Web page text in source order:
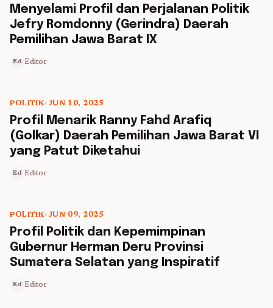
5 min read
Menyelami Profil dan Perjalanan Politik
Jefry Romdonny (Gerindra) Daerah
Pemilihan Jawa Barat IX
Ed Editor
POLITIK• JUN 10, 2025
Profil Menarik Ranny Fahd Arafiq
(Golkar) Daerah Pemilihan Jawa Barat VI
yang Patut Diketahui
Ed Editor
POLITIK• JUN 09, 2025
Profil Politik dan Kepemimpinan
Gubernur Herman Deru Provinsi
Sumatera Selatan yang Inspiratif
Ed Editor